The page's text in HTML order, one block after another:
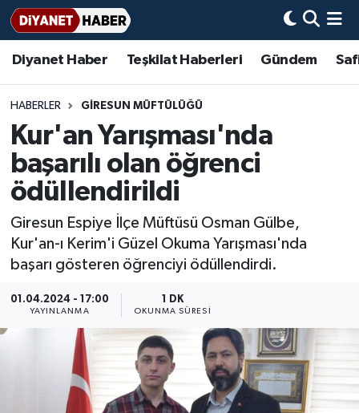
Diyanet Haber Teşkilat Haberleri Gündem
HABERLER GIRESUN MÜFTÜLÜĞÜ
Kur'an Yarışması'nda
başarılı olan öğrenci
ödüllendirildi
Giresun Espiye İlçe Müftüsü Osman Gülbe,
Kur'an-ı Kerim'i Güzel Okuma Yarışması'nda
başarı gösteren öğrenciyi ödüllendirdi.
01.04.2024 - 17:00
YAYINLANMA
1 DK
OKUNMA SÜRESI
Diyanet Haber
Teşkilat Haberleri
Adana Müftülüğü
Adıyaman Müftülüğü
Afyonkarahisar Müftülüğü
Ağrı Müftülüğü
Aksaray Müftülüğü
Amasya Müftülüğü
Ankara Müftülüğü
Antalya Müftülüğü
Ardahan Müftülüğü
Gündem
#Keşfet
Bir Ayet
Bir Hikaye
Biyografiler
Dini kavramlar
Diyanet Bilgi
Diyanet Takvimi
Dualar
Hadislerle İslam
Kudüs
Basında Bugün
DİYANET eKİTAP
Diyanet Dergi
Aile Dergisi
Aylık Dergi
Hutbeler
İmam Hatip Okulları
Başmakale
Hadis-i Şerifler
Hayat Okumaları
Nöbetçi Eczaneler
Hava Durumu
Ankara Namaz Vakitleri
Trafik Durumu
Süper Lig Puan Durumu ve Fikstür
Tüm Manşetler
Son Dakika Haberleri
Haber Arşivi